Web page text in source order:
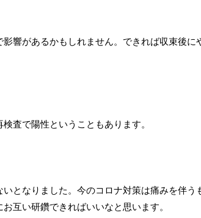
響があるかもしれません。できれば収束後に
査で陽性ということもあります。
となりました。今のコロナ対策は痛みを伴う
互い研鑽できればいいなと思います。